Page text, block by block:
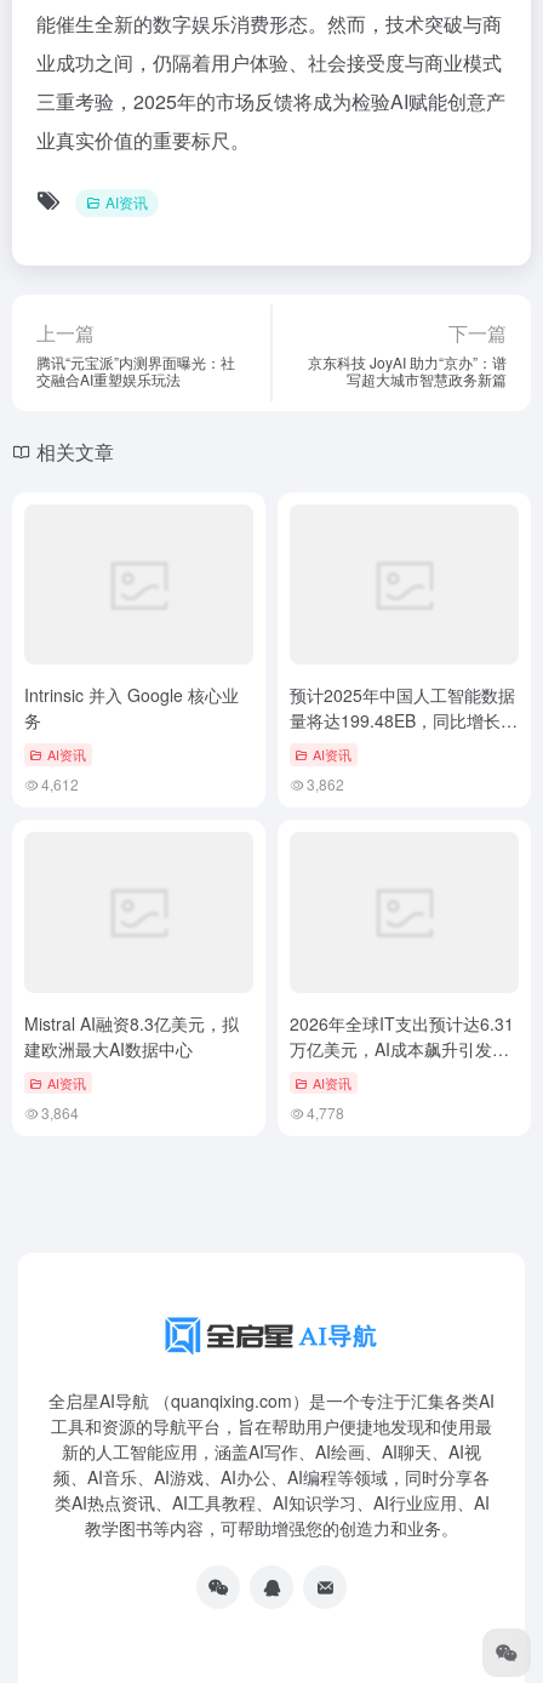
能催生全新的数字娱乐消费形态。然而，技术突破与商
业成功之间，仍隔着用户体验、社会接受度与商业模式
三重考验，2025年的市场反馈将成为检验AI赋能创意产
业真实价值的重要标尺。
AI资讯
上一篇
腾讯“元宝派”内测界面曝光：社
交融合AI重塑娱乐玩法
下一篇
京东科技 JoyAI 助力“京办”：谱
写超大城市智慧政务新篇
相关文章
Intrinsic 并入 Google 核心业
务
AI资讯
4,612
预计2025年中国人工智能数据
量将达199.48EB，同比增长
42.86%
AI资讯
3,862
Mistral AI融资8.3亿美元，拟
建欧洲最大AI数据中心
AI资讯
3,864
2026年全球IT支出预计达6.31
万亿美元，AI成本飙升引发担
忧 AI资讯
4,778
全启星AI导航 （quanqixing.com）是一个专注于汇集各类AI
工具和资源的导航平台，旨在帮助用户便捷地发现和使用最
新的人工智能应用，涵盖AI写作、AI绘画、AI聊天、AI视
频、AI音乐、AI游戏、AI办公、AI编程等领域，同时分享各
类AI热点资讯、AI工具教程、AI知识学习、AI行业应用、AI
教学图书等内容，可帮助增强您的创造力和业务。